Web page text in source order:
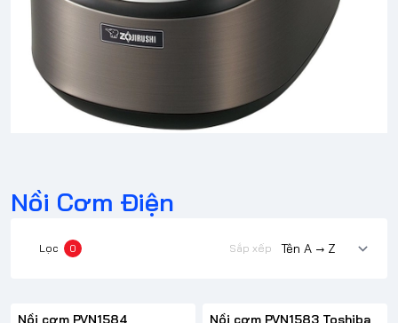
Nồi Cơm Điện
Lọc 0 Sắp xếp
Nồi cơm PVN1584
Nồi cơm PVN1583 Toshiba